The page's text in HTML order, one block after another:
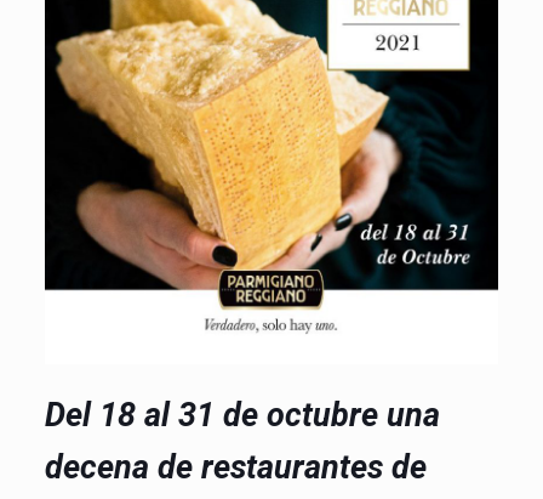
Del 18 al 31 de octubre una
decena de restaurantes de